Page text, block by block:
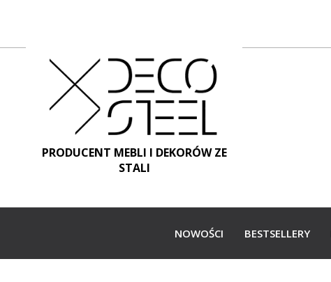
PRODUCENT MEBLI I DEKORÓW ZE
STALI
NOWOŚCI BESTSELLERY